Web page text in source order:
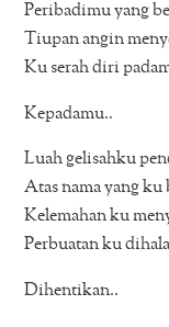
Peribadimu yang
Tiupan angin
Ku serah diri
Kepadamu..
Luah gelisahku
Atas nama yang ku
Kelemahan ku
Perbuatan ku
Dihentikan..